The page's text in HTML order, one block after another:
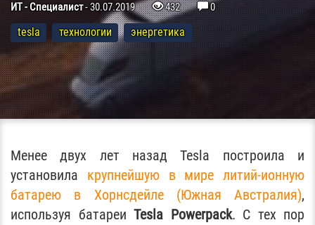
ИТ - Специалист-30.07.2019 432 0
tesla технологии энергетика
Менее двух лет назад Tesla построила и
установила крупнейшую в мире литий-ионную
батарею в Хорнсдейле (Южная Австралия),
используя батареи Tesla Powerpack. С тех пор